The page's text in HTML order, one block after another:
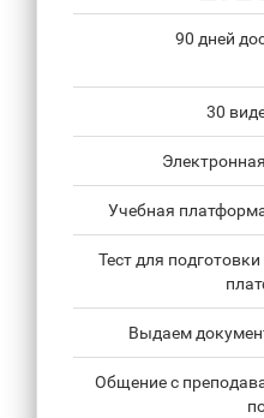
90 дней
30
Учебная
Тест для
Выдаем
Общение с